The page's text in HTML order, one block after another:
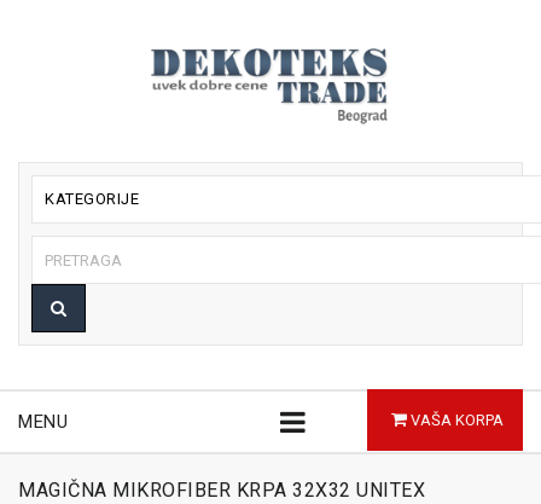
KATEGORIJE
VAŠA KORPA
MENU
MAGIČNA MIKROFIBER KRPA 32X32 UNITEX